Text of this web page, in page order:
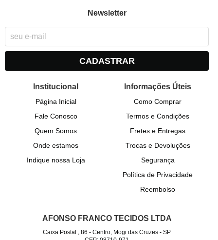
Newsletter
CADASTRAR
Institucional
Página Inicial
Fale Conosco
Quem Somos
Onde estamos
Indique nossa Loja
Informações Úteis
Como Comprar
Termos e Condições
Fretes e Entregas
Trocas e Devoluções
Segurança
Política de Privacidade
Reembolso
AFONSO FRANCO TECIDOS LTDA
Caixa Postal , 86 -Centro, Mogi das Cruzes -SP